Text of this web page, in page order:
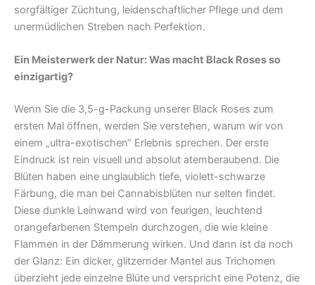
sorgfältiger Züchtung, leidenschaftlicher Pflege und dem
unermüdlichen Streben nach Perfektion.
Ein Meisterwerk der Natur: Was macht Black Roses so
einzigartig?
Wenn Sie die 3,5-g-Packung unserer Black Roses zum
ersten Mal öffnen, werden Sie verstehen, warum wir von
einem „ultra-exotischen“ Erlebnis sprechen. Der erste
Eindruck ist rein visuell und absolut atemberaubend. Die
Blüten haben eine unglaublich tiefe, violett-schwarze
Färbung, die man bei Cannabisblüten nur selten findet.
Diese dunkle Leinwand wird von feurigen, leuchtend
orangefarbenen Stempeln durchzogen, die wie kleine
Flammen in der Dämmerung wirken. Und dann ist da noch
der Glanz: Ein dicker, glitzernder Mantel aus Trichomen
überzieht jede einzelne Blüte und verspricht eine Potenz, die